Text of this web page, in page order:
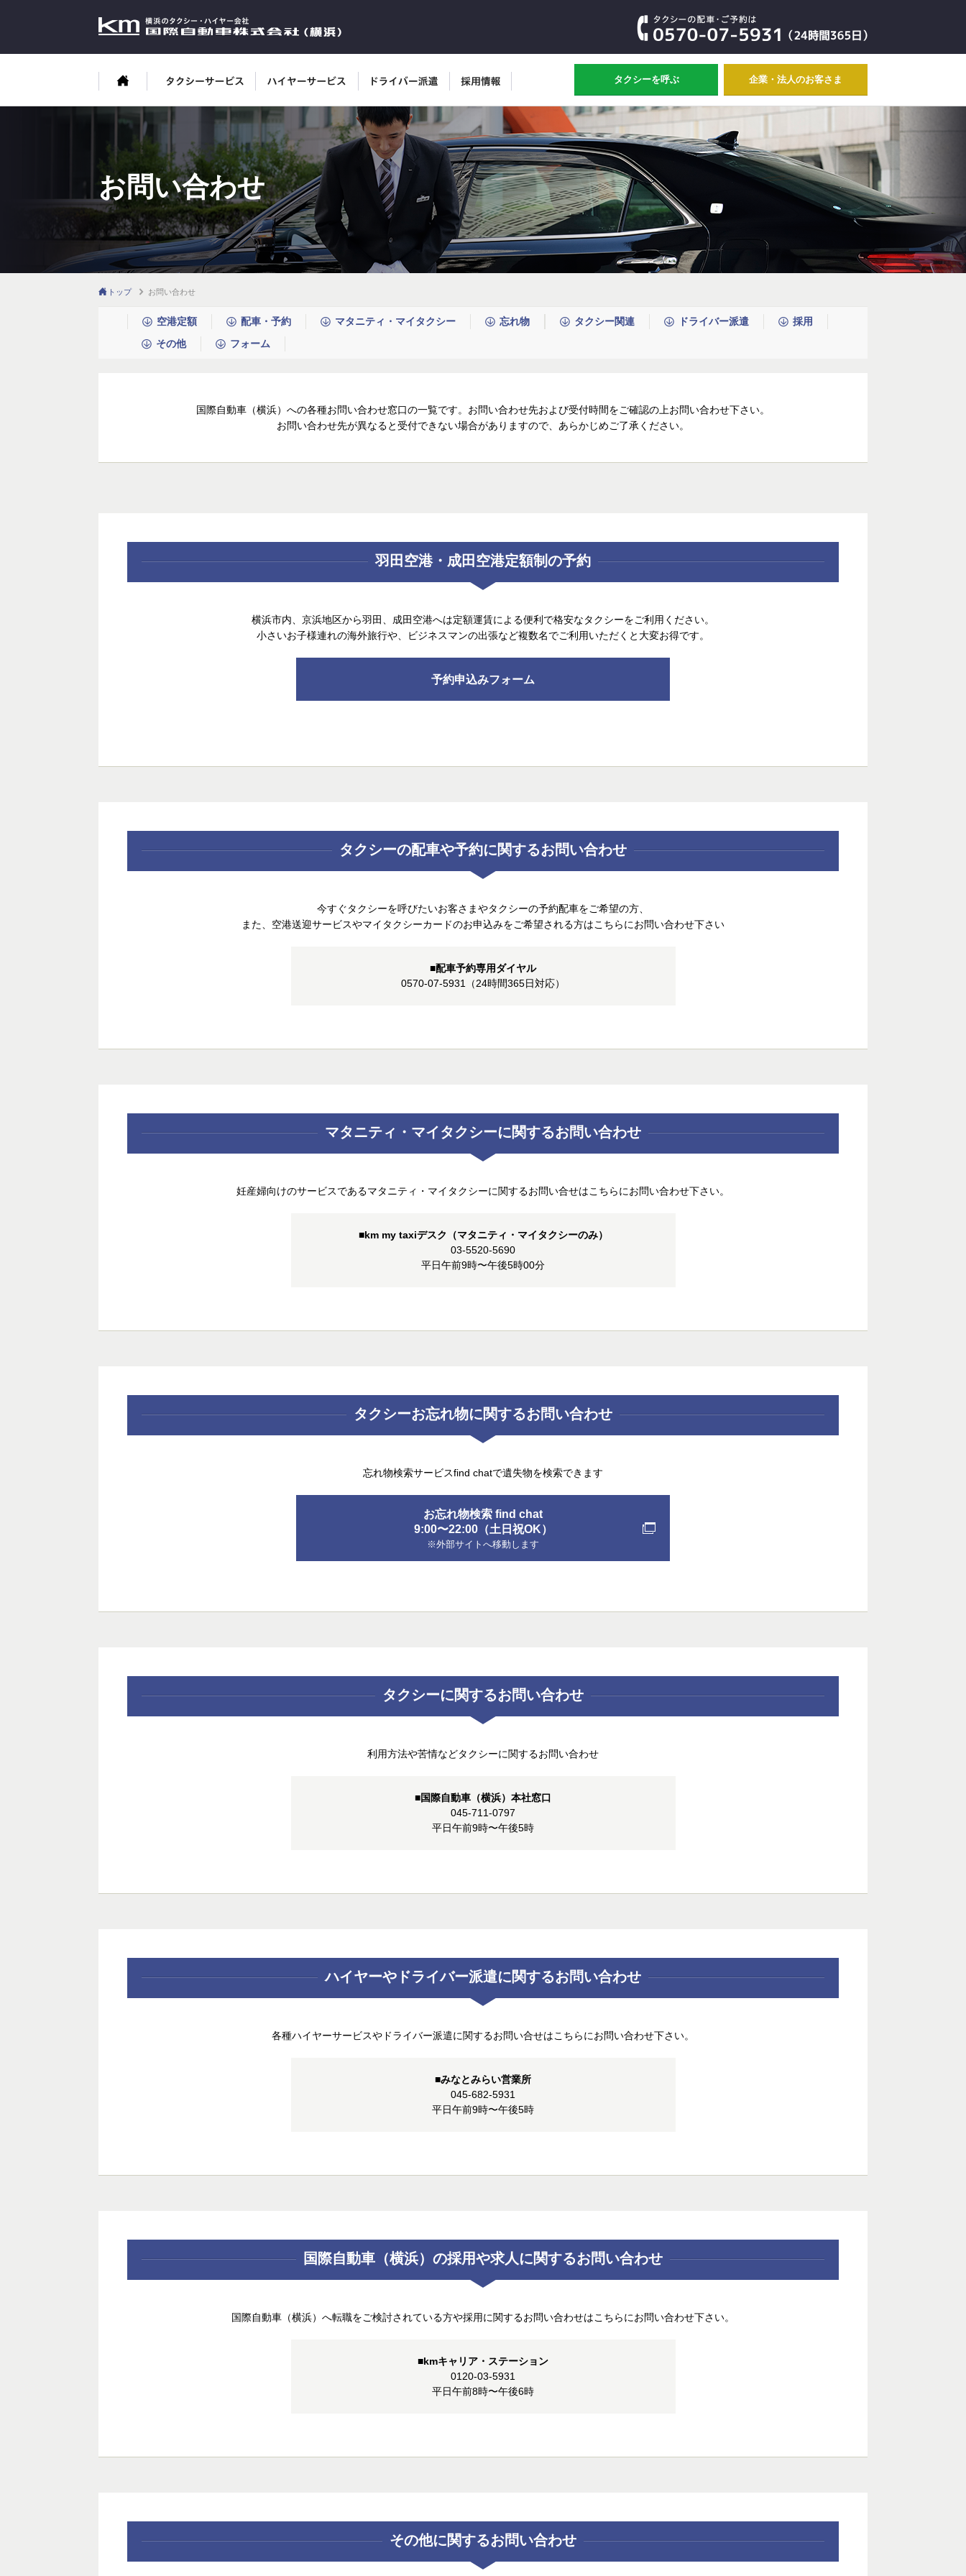
企業・法人のお客さま
タクシーを呼ぶ
お問い合わせ
トップ お問い合わせ
空港定額 配車・予約 マタニティ・マイタクシー 忘れ物 タクシー関連 ドライバー派遣
採用
その他
フォーム
国際自動車（横浜）への各種お問い合わせ窓口の一覧です。お問い合わせ先および受付時間をご確認の上お問い合わせ下さい。
お問い合わせ先が異なると受付できない場合がありますので、あらかじめご了承ください。
羽田空港・成田空港定額制の予約
横浜市内、京浜地区から羽田、成田空港へは定額運賃による便利で格安なタクシーをご利用ください。
小さいお子様連れの海外旅行や、ビジネスマンの出張など複数名でご利用いただくと大変お得です。
予約申込みフォーム
タクシーの配車や予約に関するお問い合わせ
今すぐタクシーを呼びたいお客さまやタクシーの予約配車をご希望の方、
また、空港送迎サービスやマイタクシーカードのお申込みをご希望される方はこちらにお問い合わせ下さい
■配車予約専用ダイヤル
0570-07-5931
（24時間365日対応）
マタニティ・マイタクシーに関するお問い合わせ
妊産婦向けのサービスであるマタニティ・マイタクシーに関するお問い合せはこちらにお問い合わせ下さい。
■km my taxiデスク （マタニティ・マイタクシーのみ）
03-5520-5690
平日午前9時〜午後5時00分
タクシーお忘れ物に関するお問い合わせ
忘れ物検索サービスfind chatで遺失物を検索できます
お忘れ物検索 find chat
9:00〜22:00（土日祝OK）
※外部サイトへ移動します
タクシーに関するお問い合わせ
利用方法や苦情などタクシーに関するお問い合わせ
■国際自動車（横浜）本社窓口
045-711-0797
平日午前9時〜午後5時
ハイヤーやドライバー派遣に関するお問い合わせ
各種ハイヤーサービスやドライバー派遣に関するお問い合せはこちらにお問い合わせ下さい。
■みなとみらい営業所
045-682-5931
平日午前9時〜午後5時
国際自動車（横浜）の採用や求人に関するお問い合わせ
国際自動車（横浜）へ転職をご検討されている方や採用に関するお問い合わせはこちらにお問い合わせ下さい。
■kmキャリア・ステーション
0120-03-5931
平日午前8時〜午後6時
その他に関するお問い合わせ